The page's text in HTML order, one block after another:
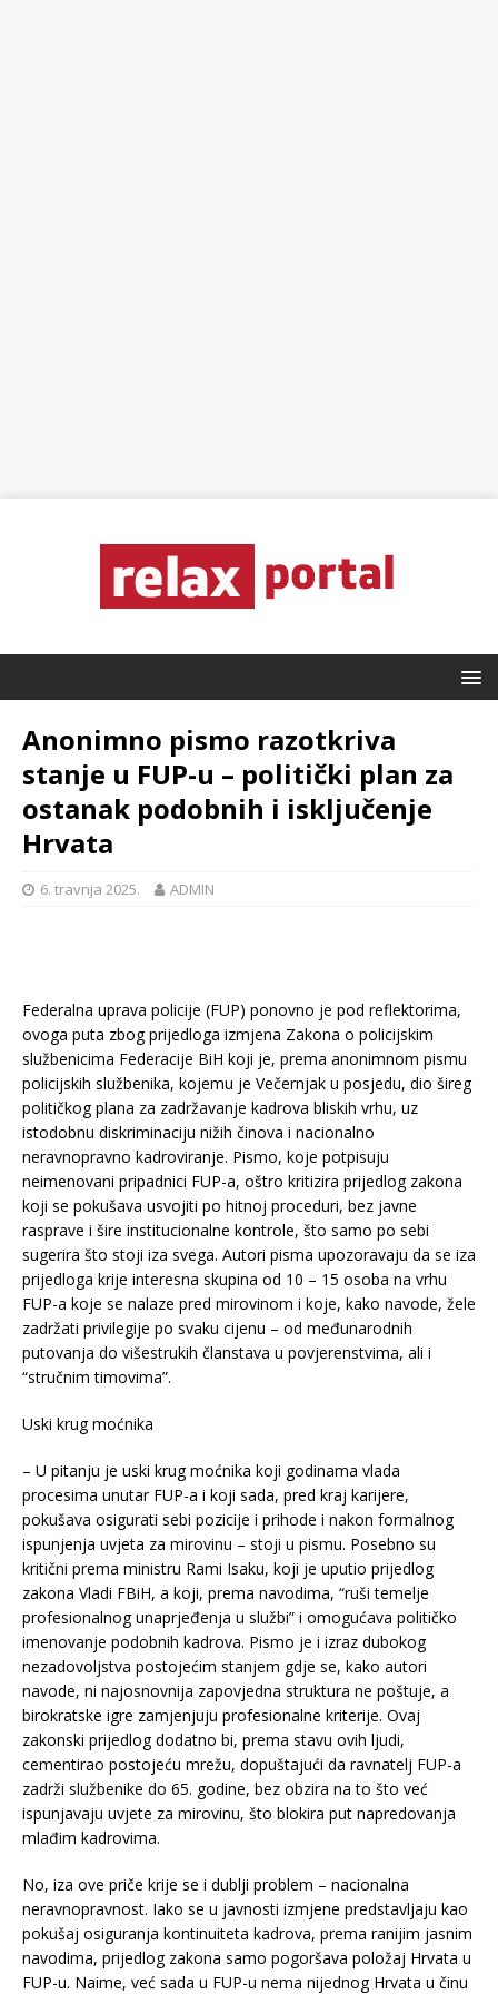
Anonimno pismo razotkriva
stanje u FUP-u – politički plan za
ostanak podobnih i isključenje
Hrvata
6. travnja 2025. ADMIN
Federalna uprava policije (FUP) ponovno je pod reflektorima,
ovoga puta zbog prijedloga izmjena Zakona o policijskim
službenicima Federacije BiH koji je, prema anonimnom pismu
policijskih službenika, kojemu je Večernjak u posjedu, dio šireg
političkog plana za zadržavanje kadrova bliskih vrhu, uz
istodobnu diskriminaciju nižih činova i nacionalno
neravnopravno kadroviranje. Pismo, koje potpisuju
neimenovani pripadnici FUP-a, oštro kritizira prijedlog zakona
koji se pokušava usvojiti po hitnoj proceduri, bez javne
rasprave i šire institucionalne kontrole, što samo po sebi
sugerira što stoji iza svega. Autori pisma upozoravaju da se iza
prijedloga krije interesna skupina od 10 – 15 osoba na vrhu
FUP-a koje se nalaze pred mirovinom i koje, kako navode, žele
zadržati privilegije po svaku cijenu – od međunarodnih
putovanja do višestrukih članstava u povjerenstvima, ali i
“stručnim timovima”.
Uski krug moćnika
– U pitanju je uski krug moćnika koji godinama vlada
procesima unutar FUP-a i koji sada, pred kraj karijere,
pokušava osigurati sebi pozicije i prihode i nakon formalnog
ispunjenja uvjeta za mirovinu – stoji u pismu. Posebno su
kritični prema ministru Rami Isaku, koji je uputio prijedlog
zakona Vladi FBiH, a koji, prema navodima, “ruši temelje
profesionalnog unaprjeđenja u službi” i omogućava političko
imenovanje podobnih kadrova. Pismo je i izraz dubokog
nezadovoljstva postojećim stanjem gdje se, kako autori
navode, ni najosnovnija zapovjedna struktura ne poštuje, a
birokratske igre zamjenjuju profesionalne kriterije. Ovaj
zakonski prijedlog dodatno bi, prema stavu ovih ljudi,
cementirao postojeću mrežu, dopuštajući da ravnatelj FUP-a
zadrži službenike do 65. godine, bez obzira na to što već
ispunjavaju uvjete za mirovinu, što blokira put napredovanja
mlađim kadrovima.
No, iza ove priče krije se i dublji problem – nacionalna
neravnopravnost. Iako se u javnosti izmjene predstavljaju kao
pokušaj osiguranja kontinuiteta kadrova, prema ranijim jasnim
navodima, prijedlog zakona samo pogoršava položaj Hrvata u
FUP-u. Naime, već sada u FUP-u nema nijednog Hrvata u činu